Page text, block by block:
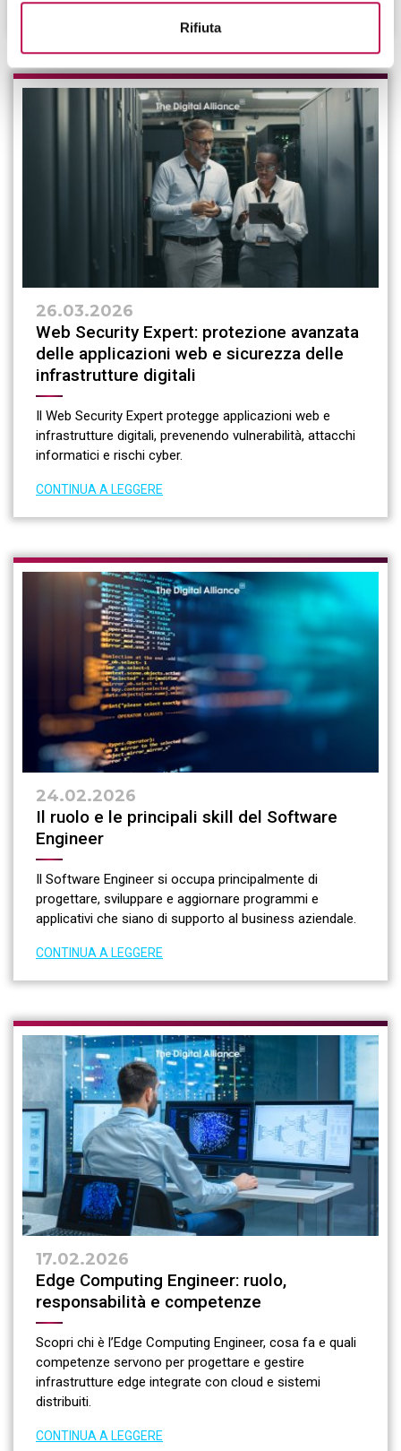
Rifiuta
CONTINUA A LEGGERE
26.03.2026
Web Security Expert: protezione avanzata
delle applicazioni web e sicurezza delle
infrastrutture digitali
Il Web Security Expert protegge applicazioni web e
infrastrutture digitali, prevenendo vulnerabilità, attacchi
informatici e rischi cyber.
CONTINUA A LEGGERE
24.02.2026
Il ruolo e le principali skill del Software
Engineer
Il Software Engineer si occupa principalmente di
progettare, sviluppare e aggiornare programmi e
applicativi che siano di supporto al business aziendale.
CONTINUA A LEGGERE
17.02.2026
Edge Computing Engineer: ruolo,
responsabilità e competenze
Scopri chi è l’Edge Computing Engineer, cosa fa e quali
competenze servono per progettare e gestire
infrastrutture edge integrate con cloud e sistemi
distribuiti.
CONTINUA A LEGGERE